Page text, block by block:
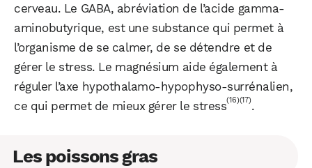
cerveau. Le GABA, abréviation de l’acide gamma-
aminobutyrique, est une substance qui permet à
l’organisme de se calmer, de se détendre et de
gérer le stress. Le magnésium aide également à
réguler l’axe hypothalamo-hypophyso-surrénalien,
ce qui permet de mieux gérer le stress(16)(17).
Les poissons gras